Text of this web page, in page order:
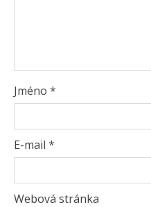
Jméno *
E-mail *
Webová stránka